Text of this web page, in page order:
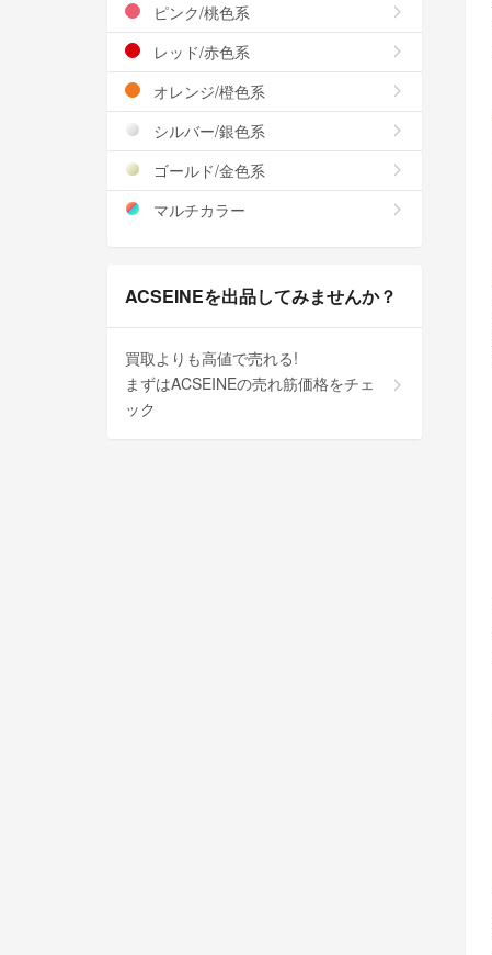
ピンク/桃色系
レッド/赤色系
オレンジ/橙色系
シルバー/銀色系
ゴールド/金色系
マルチカラー
ACSEINEを出品してみませんか？
買取よりも高値で売れる!
まずはACSEINEの売れ筋価格をチェ
ック